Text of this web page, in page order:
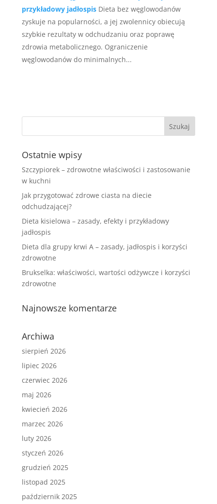
przykładowy jadłospis Dieta bez węglowodanów
zyskuje na popularności, a jej zwolennicy obiecują
szybkie rezultaty w odchudzaniu oraz poprawę
zdrowia metabolicznego. Ograniczenie
węglowodanów do minimalnych...
Ostatnie wpisy
Szczypiorek – zdrowotne właściwości i zastosowanie
w kuchni
Jak przygotować zdrowe ciasta na diecie
odchudzającej?
Dieta kisielowa – zasady, efekty i przykładowy
jadłospis
Dieta dla grupy krwi A – zasady, jadłospis i korzyści
zdrowotne
Brukselka: właściwości, wartości odżywcze i korzyści
zdrowotne
Najnowsze komentarze
Archiwa
sierpień 2026
lipiec 2026
czerwiec 2026
maj 2026
kwiecień 2026
marzec 2026
luty 2026
styczeń 2026
grudzień 2025
listopad 2025
październik 2025